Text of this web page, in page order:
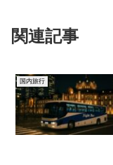
関連記事
国内旅行